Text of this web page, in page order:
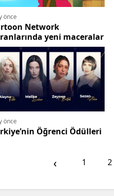
önce
Network
yeni maceralar
önce
Öğrenci Ödülleri
‹ 1 2